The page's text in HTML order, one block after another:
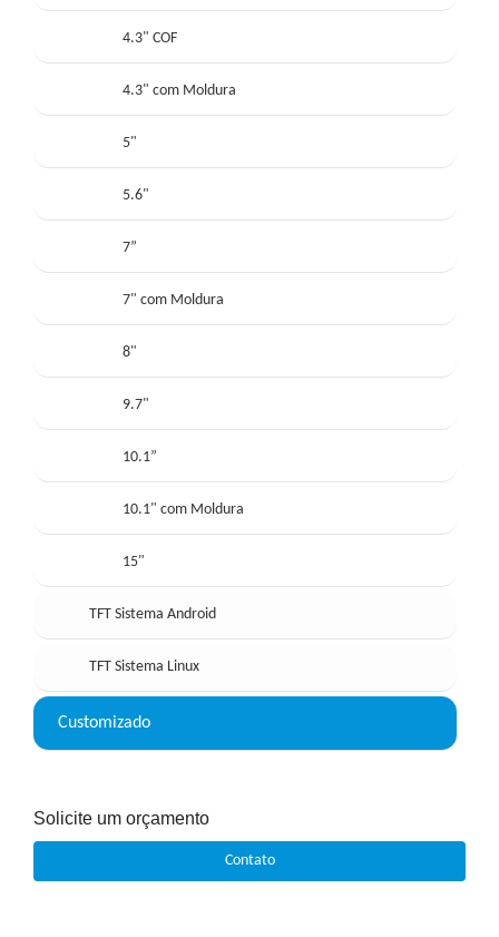
4.3" COF
4.3" com Moldura
5"
5.6"
7”
7" com Moldura
8"
9.7"
10.1”
10.1" com Moldura
15"
TFT Sistema Android
TFT Sistema Linux
Customizado
Solicite um orçamento
Contato